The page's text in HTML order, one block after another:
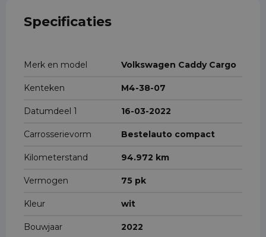
Specificaties
Merk en model Volkswagen Caddy Cargo
Kenteken M4-38-07
Datumdeel 1 16-03-2022
Carrosserievorm Bestelauto compact
Kilometerstand 94.972 km
Vermogen 75 pk
Kleur wit
Bouwjaar 2022